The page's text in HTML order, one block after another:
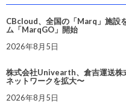
CBcloud、全国の「Marq」施設
ム「MarqGO」開始
2026年8月5日
株式会社Univearth、倉吉運送株
ネットワークを拡大〜
2026年8月5日